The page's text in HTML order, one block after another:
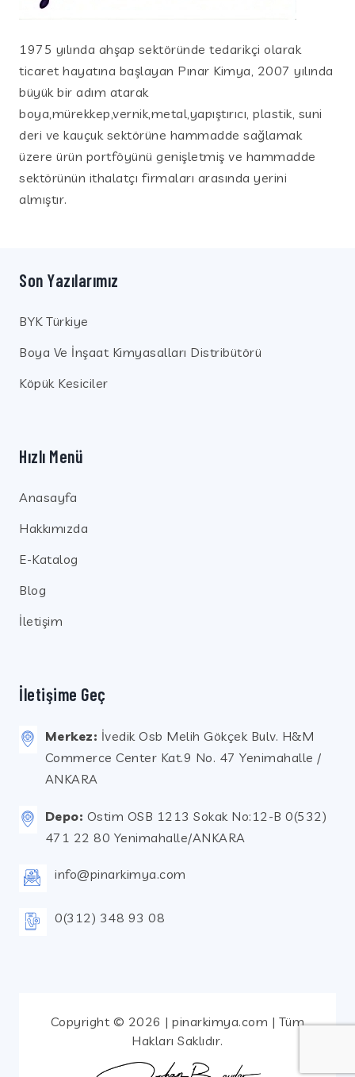
1975 yılında ahşap sektöründe tedarikçi olarak
ticaret hayatına başlayan Pınar Kimya, 2007 yılında
büyük bir adım atarak
boya,mürekkep,vernik,metal,yapıştırıcı, plastik, suni
deri ve kauçuk sektörüne hammadde sağlamak
üzere ürün portföyünü genişletmiş ve hammadde
sektörünün ithalatçı firmaları arasında yerini
almıştır.
Son Yazılarımız
BYK Türkiye
Boya Ve İnşaat Kimyasalları Distribütörü
Köpük Kesiciler
Hızlı Menü
Anasayfa
Hakkımızda
E-Katalog
Blog
İletişim
İletişime Geç
Merkez: İvedik Osb Melih Gökçek Bulv. H&M
Commerce Center Kat.9 No. 47 Yenimahalle /
ANKARA
Depo: Ostim OSB 1213 Sokak No:12-B 0(532)
471 22 80 Yenimahalle/ANKARA
info@pinarkimya.com
0(312) 348 93 08
Copyright © 2026 | pinarkimya.com | Tüm
Hakları Saklıdır.